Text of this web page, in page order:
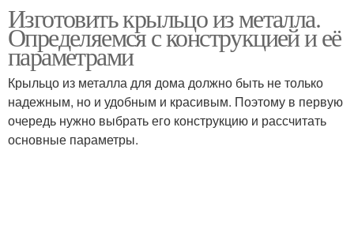
Изготовить крыльцо из металла.
Определяемся с конструкцией и её
параметрами
Крыльцо из металла для дома должно быть не только
надежным, но и удобным и красивым. Поэтому в первую
очередь нужно выбрать его конструкцию и рассчитать
основные параметры.